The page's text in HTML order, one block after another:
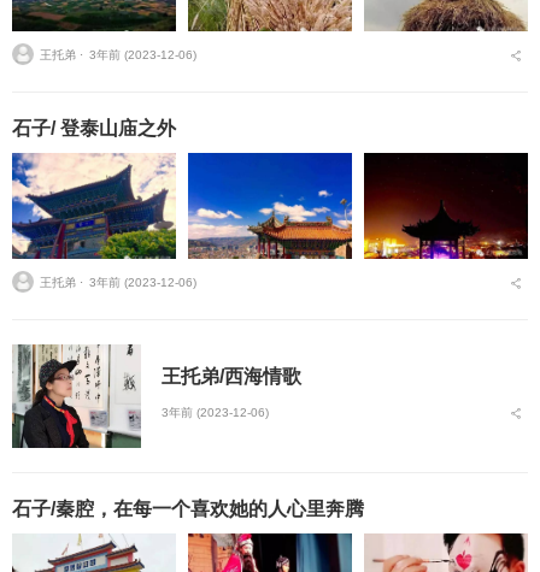
王托弟 ⋅ 3年前 (2023-12-06)
石子/ 登泰山庙之外
王托弟 ⋅ 3年前 (2023-12-06)
王托弟/西海情歌
3年前 (2023-12-06)
石子/秦腔，在每一个喜欢她的人心里奔腾